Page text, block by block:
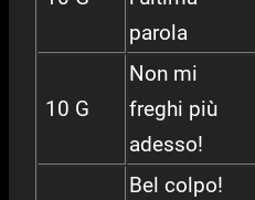
parola
10 G
Non mi
freghi più
adesso!
Bel colpo!